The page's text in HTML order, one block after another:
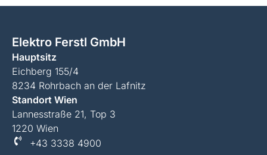
Elektro Ferstl GmbH
Hauptsitz
Eichberg 155/4
8234 Rohrbach an der Lafnitz
Standort Wien
Lannesstraße 21, Top 3
1220 Wien
+43 3338 4900